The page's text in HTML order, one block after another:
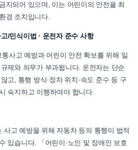
지되어 있으며, 이는 어린이의 안전을 최
경 조치입니다.
/민식이법 · 운전자 준수 사항
사고 예방과 어린이 안전 확보를 위해 일
제와 의무가 부과됩니다. 운전자는 단순
고, 통행 방식·정차 위치·속도 준수 등 구
숙지하고 이행하여야 합니다.
사고 예방을 위해 자동차 등의 통행이 법적
있습니다. 「어린이·노인 및 장애인 보호